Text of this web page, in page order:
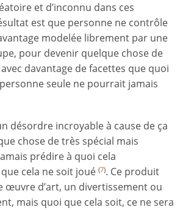
et d’inconnu dans ces
est que personne ne contrôle
modelée librement par une
pour devenir quelque chose de
davantage de facettes que quoi
seule ne pourrait jamais
désordre incroyable à cause de ça
chose de très spécial mais
prédire à quoi cela
cela ne soit joué (7). Ce produit
œuvre d’art, un divertissement ou
mais quoi que cela soit, ce ne sera